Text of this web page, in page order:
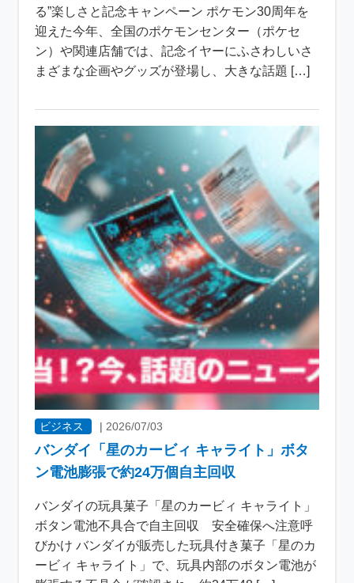
る”楽しさと記念キャンペーン ポケモン30周年を
迎えた今年、全国のポケモンセンター（ポケセ
ン）や関連店舗では、記念イヤーにふさわしいさ
まざまな企画やグッズが登場し、大きな話題 […]
ビジネス | 2026/07/03
バンダイ「星のカービィ キャライト」ボタ
ン電池膨張で約24万個自主回収
バンダイの玩具菓子「星のカービィ キャライト」
ボタン電池不具合で自主回収 安全確保へ注意呼
びかけ バンダイが販売した玩具付き菓子「星のカ
ービィ キャライト」で、玩具内部のボタン電池が